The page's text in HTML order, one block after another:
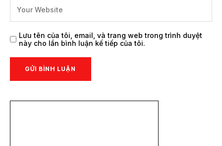
Lưu tên của tôi, email, và trang web trong trình duyệt
này cho lần bình luận kế tiếp của tôi.